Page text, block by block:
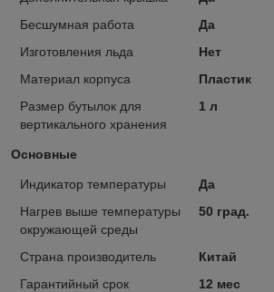
Бесшумная работа
Да
Изготовления льда
Нет
Материал корпуса
Пластик
Размер бутылок для
вертикального хранения
1 л
Основные
Индикатор температуры
Да
Нагрев выше температуры
окружающей среды
50 град.
Страна производитель
Китай
Гарантийный срок
12 мес